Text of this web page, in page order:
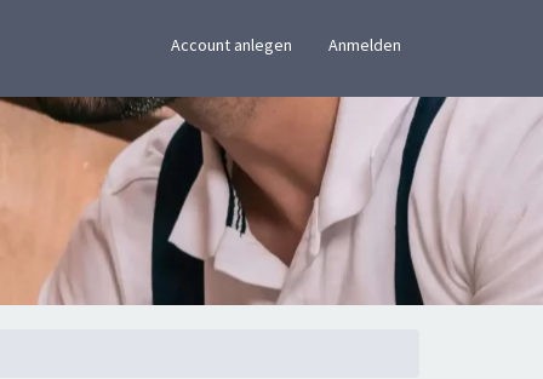
Account anlegen Anmelden